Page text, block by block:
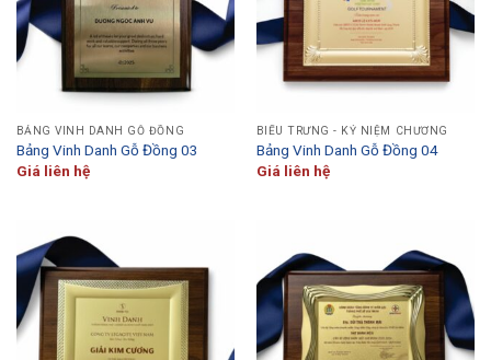
BẢNG VINH DANH GỖ ĐỒNG
Bảng Vinh Danh Gỗ Đồng 03
Giá liên hệ
BIỂU TRƯNG - KỶ NIỆM CHƯƠNG
Bảng Vinh Danh Gỗ Đồng 04
Giá liên hệ